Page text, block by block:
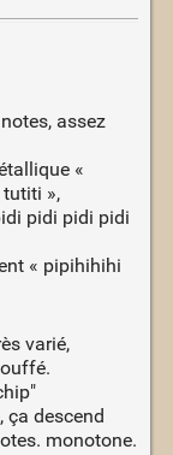
assez
«
»,
pidi pidi pidi
« pipihihihi
varié,
ça descend
monotone.